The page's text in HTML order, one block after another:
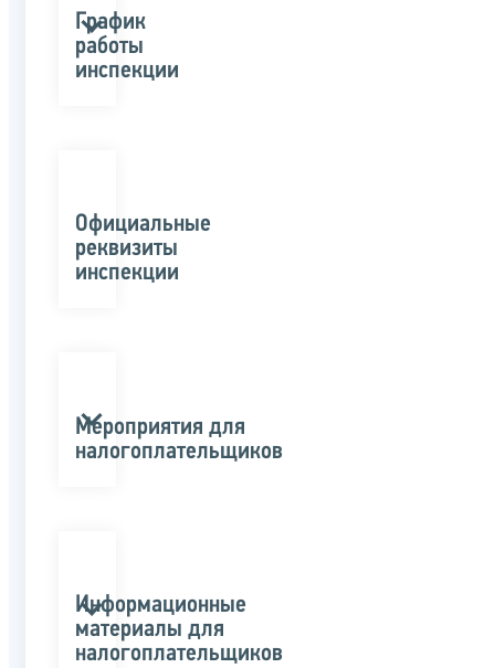
График
работы
инспекции
Официальные
реквизиты
инспекции
Мероприятия для
налогоплательщиков
Информационные
материалы для
налогоплательщиков